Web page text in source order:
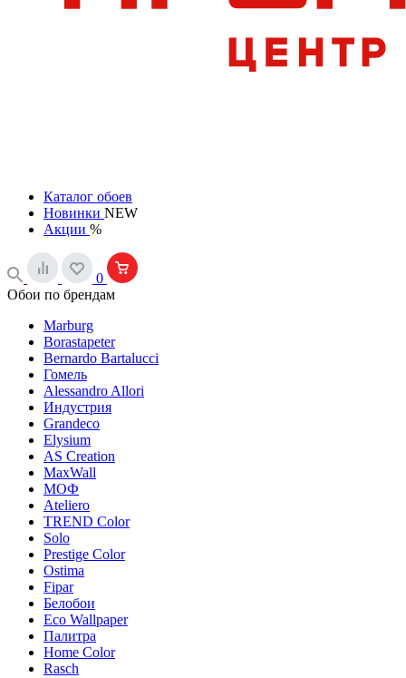
Каталог обоев
Новинки NEW
Акции %
0
Обои по брендам
Marburg
Borastapeter
Bernardo Bartalucci
Гомель
Alessandro Allori
Индустрия
Grandeco
Elysium
AS Creation
MaxWall
МОФ
Ateliero
TREND Color
Solo
Prestige Color
Ostima
Fipar
Белобои
Eco Wallpaper
Палитра
Home Color
Rasch